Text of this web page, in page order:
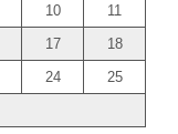
10
11
17
18
24
25